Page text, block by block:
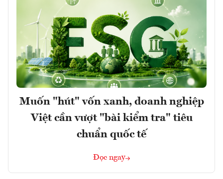
Muốn "hút" vốn xanh, doanh nghiệp
Việt cần vượt "bài kiểm tra" tiêu
chuẩn quốc tế
Đọc ngay